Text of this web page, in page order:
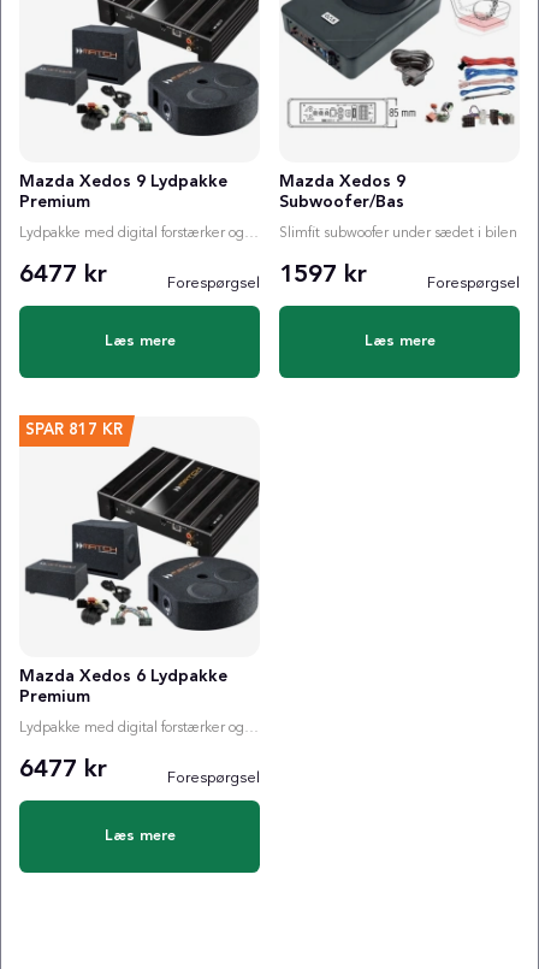
Mazda Xedos 9 Lydpakke
Premium
Lydpakke med digital forstærker og valgfri subwoofer
6477 kr Forespørgsel
Læs mere
Mazda Xedos 9
Subwoofer/Bas
Slimfit subwoofer under sædet i bilen
1597 kr Forespørgsel
Læs mere
SPAR 817 KR
Mazda Xedos 6 Lydpakke
Premium
Lydpakke med digital forstærker og valgfri subwoofer
6477 kr Forespørgsel
Læs mere